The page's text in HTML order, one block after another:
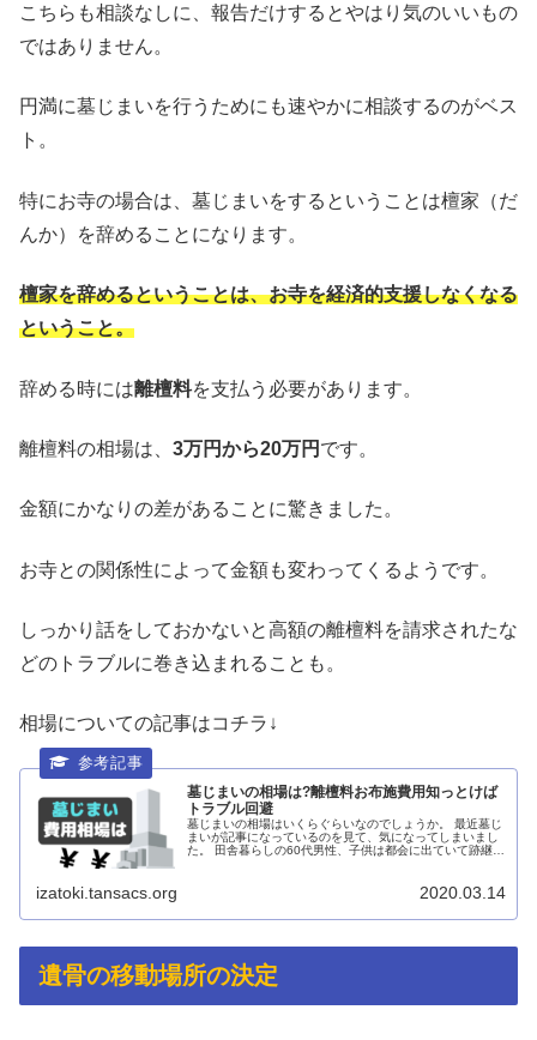
こちらも相談なしに、報告だけするとやはり気のいいもの
ではありません。
円満に墓じまいを行うためにも速やかに相談するのがベス
ト。
特にお寺の場合は、墓じまいをするということは檀家（だ
んか）を辞めることになります。
檀家を辞めるということは、お寺を経済的支援しなくなる
ということ。
辞める時には離檀料を支払う必要があります。
離檀料の相場は、 3万円から20万円 です。
金額にかなりの差があることに驚きました。
お寺との関係性によって金額も変わってくるようです。
しっかり話をしておかないと高額の離檀料を請求されたな
どのトラブルに巻き込まれることも。
相場についての記事はコチラ↓
墓じまいの相場は?離檀料お布施費用知っとけば
トラブル回避
墓じまいの相場はいくらぐらいなのでしょうか。 最近墓じ
まいが記事になっているのを見て、気になってしまいまし
た。 田舎暮らしの60代男性、子供は都会に出ていて跡継ぎ
izatoki.tansacs.org 2020.03.14
遺骨の移動場所の決定